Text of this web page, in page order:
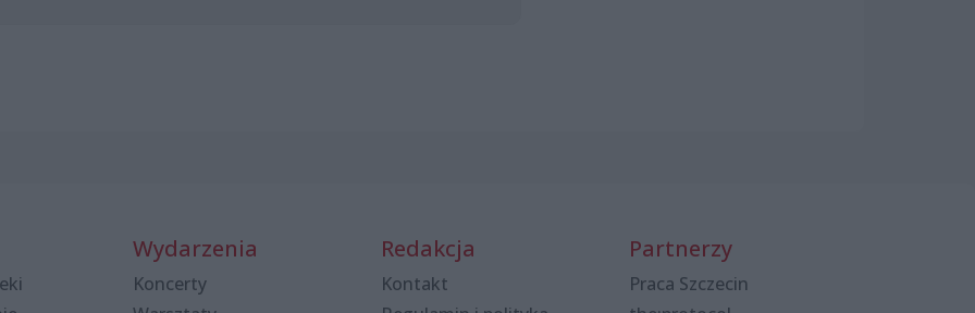
Wydarzenia
Koncerty
Redakcja
Kontakt
Partnerzy
Praca Szczecin